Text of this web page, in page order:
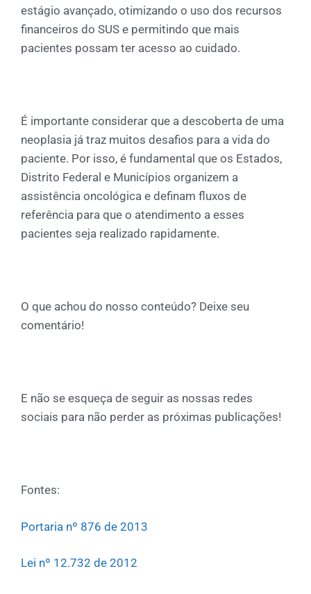
estágio avançado, otimizando o uso dos recursos
financeiros do SUS e permitindo que mais
pacientes possam ter acesso ao cuidado.
É importante considerar que a descoberta de uma
neoplasia já traz muitos desafios para a vida do
paciente. Por isso, é fundamental que os Estados,
Distrito Federal e Municípios organizem a
assistência oncológica e definam fluxos de
referência para que o atendimento a esses
pacientes seja realizado rapidamente.
O que achou do nosso conteúdo? Deixe seu
comentário!
E não se esqueça de seguir as nossas redes
sociais para não perder as próximas publicações!
Fontes:
Portaria nº 876 de 2013
Lei nº 12.732 de 2012